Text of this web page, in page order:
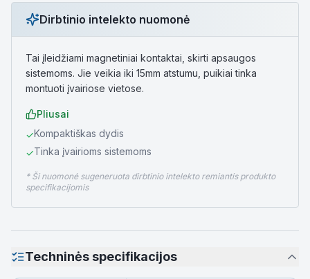
Dirbtinio intelekto nuomonė
Tai įleidžiami magnetiniai kontaktai, skirti apsaugos
sistemoms. Jie veikia iki 15mm atstumu, puikiai tinka
montuoti įvairiose vietose.
Pliusai
✓Kompaktiškas dydis
✓Tinka įvairioms sistemoms
* Ši nuomonė sugeneruota dirbtinio intelekto remiantis produkto
specifikacijomis
Techninės specifikacijos